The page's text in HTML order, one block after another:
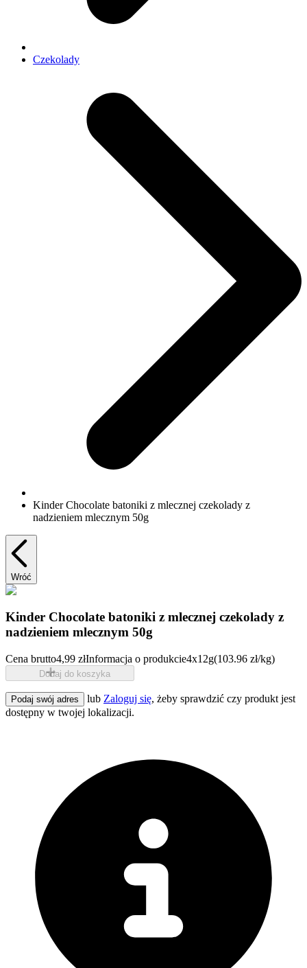
Czekolady
Kinder Chocolate batoniki z mlecznej czekolady z
nadzieniem mlecznym 50g
Wróć
Kinder Chocolate batoniki z mlecznej czekolady z
nadzieniem mlecznym 50g
Cena brutto4,99 złInformacja o produkcie4x12g(103.96 zł/kg)
Dodaj do koszyka
Podaj swój adres lub Zaloguj się, żeby sprawdzić czy produkt jest
dostępny w twojej lokalizacji.